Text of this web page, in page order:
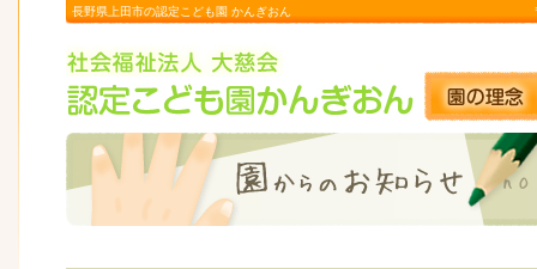
長野県上田市の認定こども園 かんぎおん